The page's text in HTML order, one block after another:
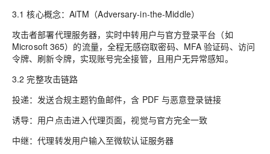
3.1 核心概念：AiTM（Adversary‑in‑the‑Middle）
攻击者部署代理服务器，实时中转用户与官方登录平台（如
Microsoft 365）的流量，全程无感窃取密码、MFA 验证码、访问
令牌、刷新令牌，实现账号完全接管，且用户无异常感知。
3.2 完整攻击链路
投递：发送合规主题钓鱼邮件，含 PDF 与恶意登录链接
诱导：用户点击进入代理页面，视觉与官方完全一致
中继：代理转发用户输入至微软认证服务器